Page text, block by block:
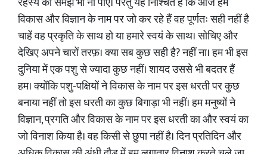
विकास और विज्ञान के नाम पर जो कर रहे हैं वह पूर्णतः सही नहीं है
चाहें वह प्रकृति के साथ हो या हमारे स्वयं के साथ। सोचिए और
देखिए अपने चारों तरफ़। क्या सब कुछ सही है? नहीं ना। हम भी इस
दुनिया में एक पशु से ज्यादा कुछ नहीं। शायद उससे भी बदतर हैं
हम। क्योंकि पशु-पक्षियों ने विकास के नाम पर इस धरती पर कुछ
बनाया नहीं तो इस धरती का कुछ बिगाड़ा भी नहीं। हम मनुष्यों ने
विज्ञान, प्रगति और विकास के नाम पर इस धरती का और स्वयं का
जो विनाश किया है। वह किसी से छुपा नहीं है। दिन प्रतिदिन और